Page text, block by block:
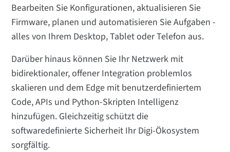
Bearbeiten Sie Konfigurationen, aktualisieren Sie
Firmware, planen und automatisieren Sie Aufgaben -
alles von Ihrem Desktop, Tablet oder Telefon aus.
Darüber hinaus können Sie Ihr Netzwerk mit
bidirektionaler, offener Integration problemlos
skalieren und dem Edge mit benutzerdefiniertem
Code, APIs und Python-Skripten Intelligenz
hinzufügen. Gleichzeitig schützt die
softwaredefinierte Sicherheit Ihr Digi-Ökosystem
sorgfältig.